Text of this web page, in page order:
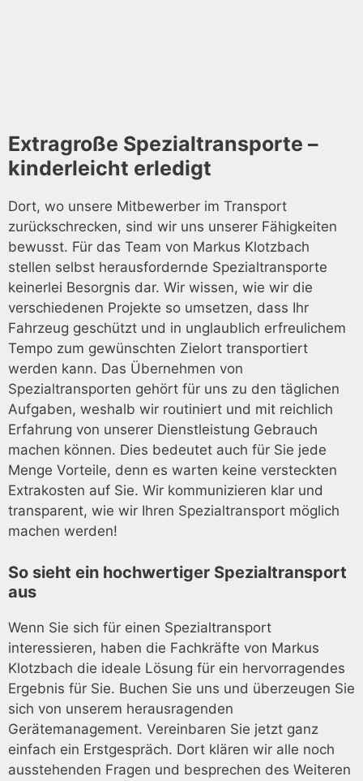
Extragroße Spezialtransporte –
kinderleicht erledigt
Dort, wo unsere Mitbewerber im Transport
zurückschrecken, sind wir uns unserer Fähigkeiten
bewusst. Für das Team von Markus Klotzbach
stellen selbst herausfordernde Spezialtransporte
keinerlei Besorgnis dar. Wir wissen, wie wir die
verschiedenen Projekte so umsetzen, dass Ihr
Fahrzeug geschützt und in unglaublich erfreulichem
Tempo zum gewünschten Zielort transportiert
werden kann. Das Übernehmen von
Spezialtransporten gehört für uns zu den täglichen
Aufgaben, weshalb wir routiniert und mit reichlich
Erfahrung von unserer Dienstleistung Gebrauch
machen können. Dies bedeutet auch für Sie jede
Menge Vorteile, denn es warten keine versteckten
Extrakosten auf Sie. Wir kommunizieren klar und
transparent, wie wir Ihren Spezialtransport möglich
machen werden!
So sieht ein hochwertiger Spezialtransport
aus
Wenn Sie sich für einen Spezialtransport
interessieren, haben die Fachkräfte von Markus
Klotzbach die ideale Lösung für ein hervorragendes
Ergebnis für Sie. Buchen Sie uns und überzeugen Sie
sich von unserem herausragenden
Gerätemanagement. Vereinbaren Sie jetzt ganz
einfach ein Erstgespräch. Dort klären wir alle noch
ausstehenden Fragen und besprechen des Weiteren